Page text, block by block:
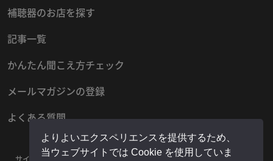
補聴器のお店を探す
記事一覧
かんたん聞こえ方チェック
メールマガジンの登録
よくある質問
よりよいエクスペリエンスを提供するため、
当ウェブサイトでは Cookie を使用していま